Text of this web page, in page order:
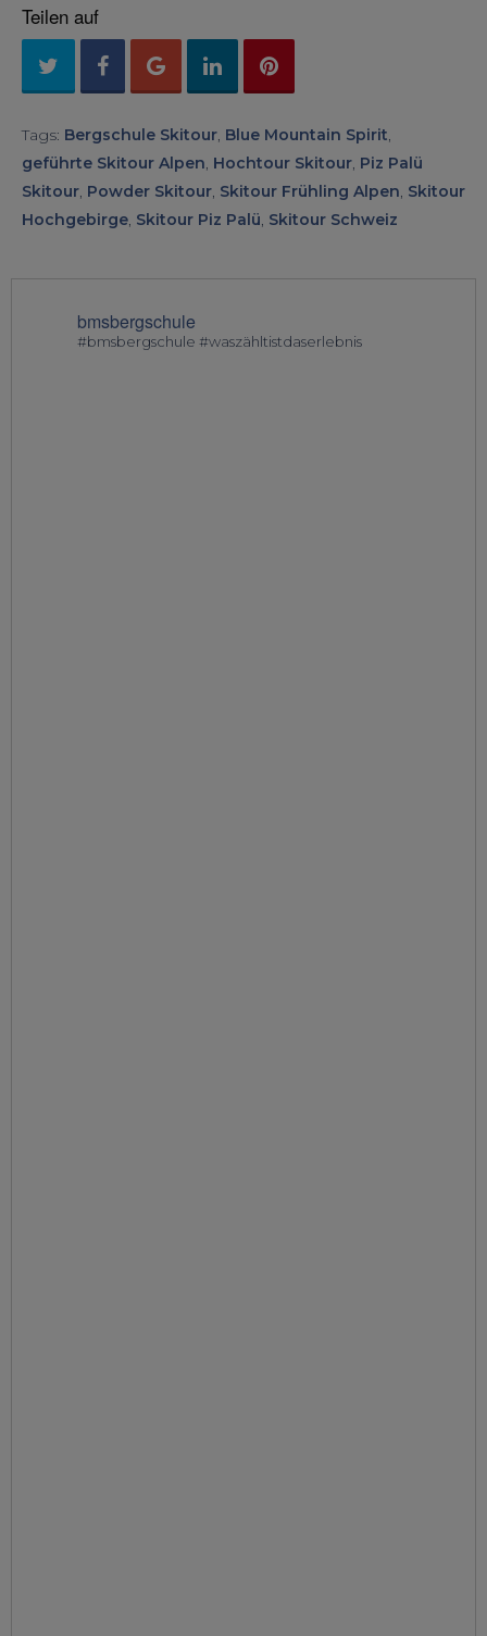
Teilen auf
Tags: Bergschule Skitour, Blue Mountain Spirit,
geführte Skitour Alpen, Hochtour Skitour, Piz Palü
Skitour, Powder Skitour, Skitour Frühling Alpen, Skitour
Hochgebirge, Skitour Piz Palü, Skitour Schweiz
bmsbergschule
#bmsbergschule #waszähltistdaserlebnis